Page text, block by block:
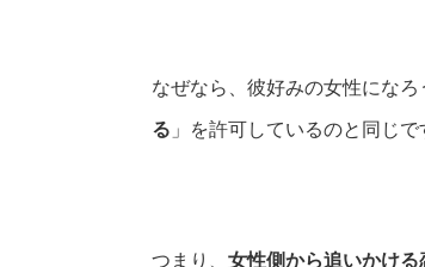
なぜなら、彼好みの女性になろ
る 」を許可しているのと同じで
つまり、 女性側から追いかける